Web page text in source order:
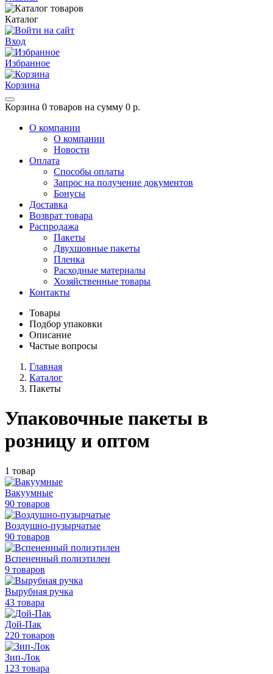
Каталог
Вход
Избранное
Корзина
Корзина 0 товаров на сумму 0 р.
О компании
О компании
Новости
Оплата
Способы оплаты
Запрос на получение документов
Бонусы
Доставка
Возврат товара
Распродажа
Пакеты
Двухшовные пакеты
Пленка
Расходные материалы
Хозяйственные товары
Контакты
Товары
Подбор упаковки
Описание
Частые вопросы
Главная
Каталог
Пакеты
Упаковочные пакеты в
розницу и оптом
1 товар
Вакуумные
90 товаров
Воздушно-пузырчатые
90 товаров
Вспененный полиэтилен
9 товаров
Вырубная ручка
43 товара
Дой-Пак
220 товаров
Зип-Лок
123 товара